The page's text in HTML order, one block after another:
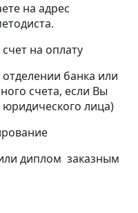
на адрес
на оплату
банка или
счета, если Вы
лица)
диплом заказным